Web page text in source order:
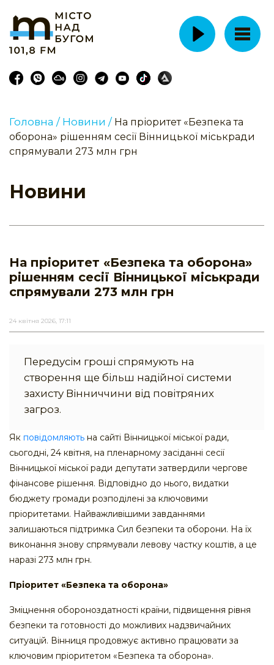
Головна / Новини / На пріоритет «Безпека та
оборона» рішенням сесії Вінницької міськради
спрямували 273 млн грн
Новини
На пріоритет «Безпека та оборона»
рішенням сесії Вінницької міськради
спрямували 273 млн грн
24 квітня 2026, 17:11
Передусім гроші спрямують на
створення ще більш надійної системи
захисту Вінниччини від повітряних
загроз.
Як повідомляють на сайті Вінницької міської ради,
сьогодні, 24 квітня, на пленарному засіданні сесії
Вінницької міської ради депутати затвердили чергове
фінансове рішення. Відповідно до нього, видатки
бюджету громади розподілені за ключовими
пріоритетами. Найважливішими завданнями
залишаються підтримка Сил безпеки та оборони. На їх
виконання знову спрямували левову частку коштів, а це
наразі 273 млн грн.
Пріоритет «Безпека та оборона»
Зміцнення обороноздатності країни, підвищення рівня
безпеки та готовності до можливих надзвичайних
ситуацій. Вінниця продовжує активно працювати за
ключовим пріоритетом «Безпека та оборона».